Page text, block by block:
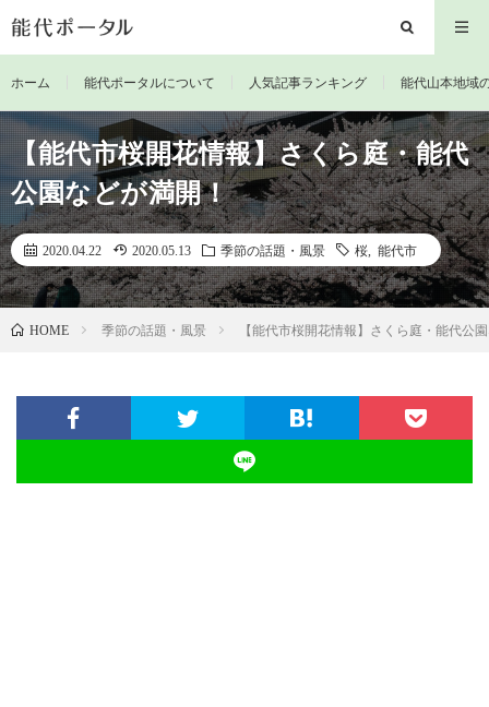
ホーム 能代ポータルについて 人気記事ランキング 能代山本地域
【能代市桜開花情報】さくら庭・能代
公園などが満開！
2020.04.22 2020.05.13 季節の話題・風景 桜 能代市
HOME 季節の話題・風景 【能代市桜開花情報】さくら庭・能代公